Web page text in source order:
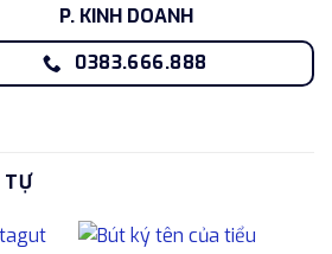
P. KINH DOANH
0383.666.888
TỰ